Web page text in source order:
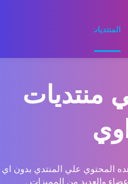
المنتديات
منتديات
المحتوي علي المنتدي بدون اي
والعديد من المميزات .